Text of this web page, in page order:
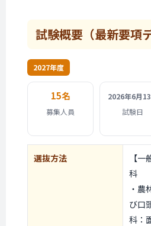
試験概要 （最新要項
2027年度
15名
募集人員
2026年6月
試験日
選抜方法
【
科
・
び口
科：